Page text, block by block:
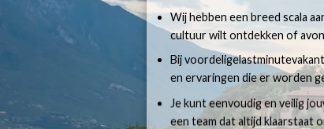
Wij hebben een breed scala
cultuur wilt ontdekken of
Bij
en ervaringen die er worden
Je kunt eenvoudig en veilig
een team dat altijd klaarstaat